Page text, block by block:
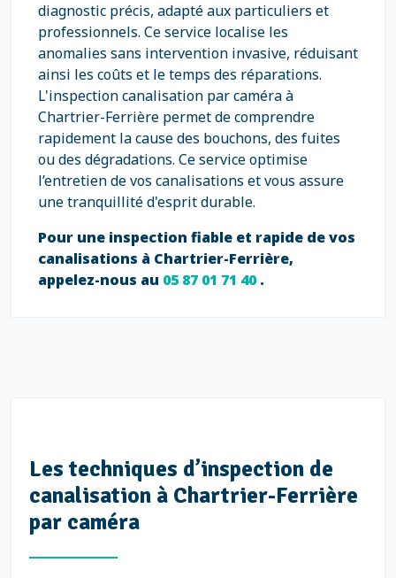
diagnostic précis, adapté aux particuliers et
professionnels. Ce service localise les
anomalies sans intervention invasive, réduisant
ainsi les coûts et le temps des réparations.
L'inspection canalisation par caméra à
Chartrier-Ferrière permet de comprendre
rapidement la cause des bouchons, des fuites
ou des dégradations. Ce service optimise
l’entretien de vos canalisations et vous assure
une tranquillité d'esprit durable.
Pour une inspection fiable et rapide de vos
canalisations à Chartrier-Ferrière,
appelez-nous au 05 87 01 71 40.
Les techniques d’inspection de
canalisation à Chartrier-Ferrière
par caméra